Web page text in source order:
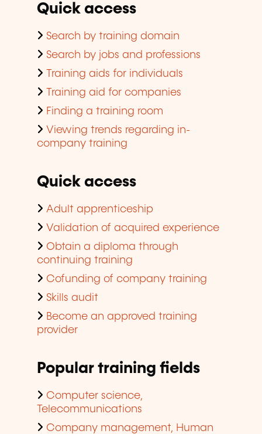
Quick access
Search by training domain
Search by jobs and professions
Training aids for individuals
Training aid for companies
Finding a training room
Viewing trends regarding in-
company training
Quick access
Adult apprenticeship
Validation of acquired experience
Obtain a diploma through
continuing training
Cofunding of company training
Skills audit
Become an approved training
provider
Popular training fields
Computer science,
Telecommunications
Company management, Human